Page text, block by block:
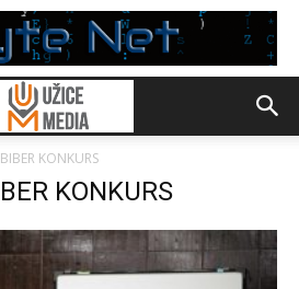
BIBER KONKURS
KONKURS